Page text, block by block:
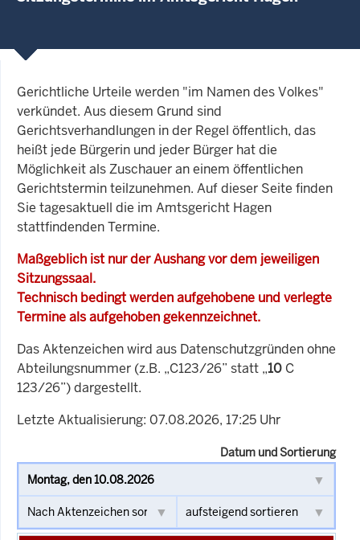
Gerichtliche Urteile werden "im Namen des Volkes"
verkündet. Aus diesem Grund sind
Gerichtsverhandlungen in der Regel öffentlich, das
heißt jede Bürgerin und jeder Bürger hat die
Möglichkeit als Zuschauer an einem öffentlichen
Gerichtstermin teilzunehmen. Auf dieser Seite finden
Sie tagesaktuell die im Amtsgericht Hagen
stattfindenden Termine.
Maßgeblich ist nur der Aushang vor dem jeweiligen
Sitzungssaal.
Technisch bedingt werden aufgehobene und verlegte
Termine als aufgehoben gekennzeichnet.
Das Aktenzeichen wird aus Datenschutzgründen ohne
Abteilungsnummer (z.B. „C123/26” statt „10 C
123/26”) dargestellt.
Letzte Aktualisierung: 07.08.2026, 17:25 Uhr
Datum und Sortierung